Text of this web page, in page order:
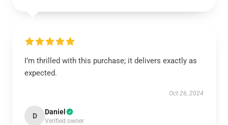
I’m thrilled with this purchase; it delivers exactly as
expected.
Oct 26, 2024
D Daniel
Verified owner